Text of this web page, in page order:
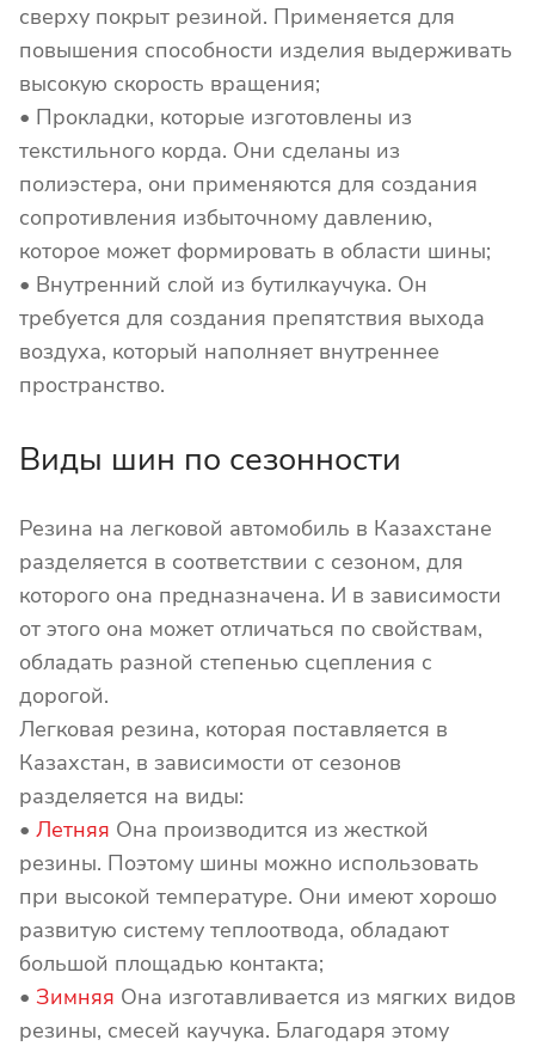
сверху покрыт резиной. Применяется для
повышения способности изделия выдерживать
высокую скорость вращения;
• Прокладки, которые изготовлены из
текстильного корда. Они сделаны из
полиэстера, они применяются для создания
сопротивления избыточному давлению,
которое может формировать в области шины;
• Внутренний слой из бутилкаучука. Он
требуется для создания препятствия выхода
воздуха, который наполняет внутреннее
пространство.
Виды шин по сезонности
Резина на легковой автомобиль в Казахстане
разделяется в соответствии с сезоном, для
которого она предназначена. И в зависимости
от этого она может отличаться по свойствам,
обладать разной степенью сцепления с
дорогой.
Легковая резина, которая поставляется в
Казахстан, в зависимости от сезонов
разделяется на виды:
• Летняя Она производится из жесткой
резины. Поэтому шины можно использовать
при высокой температуре. Они имеют хорошо
развитую систему теплоотвода, обладают
большой площадью контакта;
• Зимняя Она изготавливается из мягких видов
резины, смесей каучука. Благодаря этому